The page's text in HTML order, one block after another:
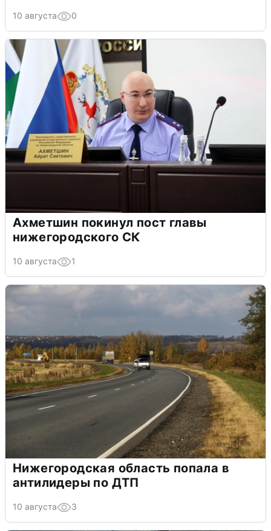
10 августа 0
Ахметшин покинул пост главы
нижегородского СК
10 августа 1
Нижегородская область попала в
антилидеры по ДТП
10 августа 3